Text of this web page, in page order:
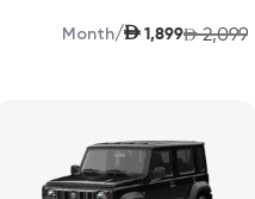
AED 2,099
AED 1,899
/
Month